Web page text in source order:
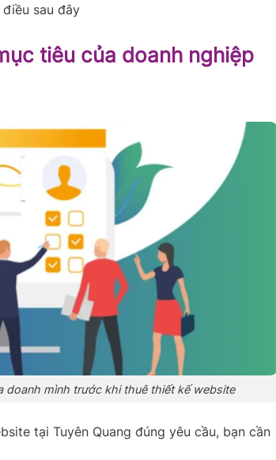
sau đây
tiêu của doanh nghiệp
doanh mình trước khi thuê thiết kế website
tại Tuyên Quang đúng yêu cầu, bạn cần